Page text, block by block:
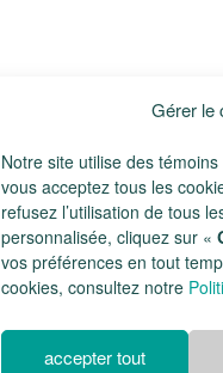
Gérer le
Notre site utilise des
vous acceptez tous les
refusez l’utilisation de tous
personnalisée, cliquez sur «
vos préférences en tout
cookies, consultez notre
accepter tout